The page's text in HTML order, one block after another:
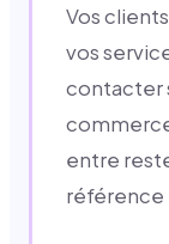
Vos
vos
contacter
entre
référence